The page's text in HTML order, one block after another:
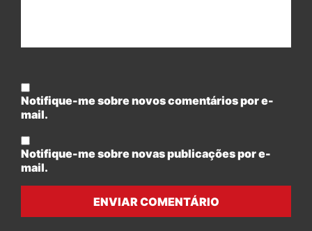
Notifique-me sobre novos comentários por e-
mail.
Notifique-me sobre novas publicações por e-
mail.
ENVIAR COMENTÁRIO